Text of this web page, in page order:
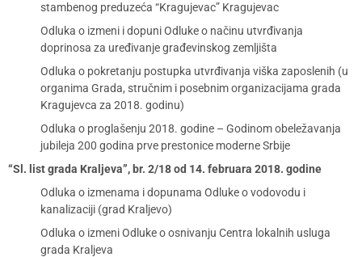
stambenog preduzeća “Kragujevac” Kragujevac
Odluka o izmeni i dopuni Odluke o načinu utvrđivanja
doprinosa za uređivanje građevinskog zemljišta
Odluka o pokretanju postupka utvrđivanja viška zaposlenih (u
organima Grada, stručnim i posebnim organizacijama grada
Kragujevca za 2018. godinu)
Odluka o proglašenju 2018. godine – Godinom obeležavanja
jubileja 200 godina prve prestonice moderne Srbije
“Sl. list grada Kraljeva”, br. 2/18 od 14. februara 2018. godine
Odluka o izmenama i dopunama Odluke o vodovodu i
kanalizaciji (grad Kraljevo)
Odluka o izmeni Odluke o osnivanju Centra lokalnih usluga
grada Kraljeva